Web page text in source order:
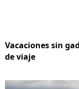
Vacaciones sin
de viaje